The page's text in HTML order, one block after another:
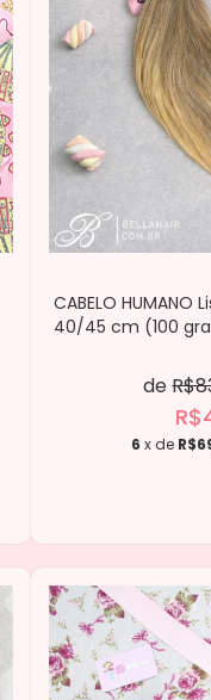
CABELO HUMANO
40/45 cm (100
de
6 x de